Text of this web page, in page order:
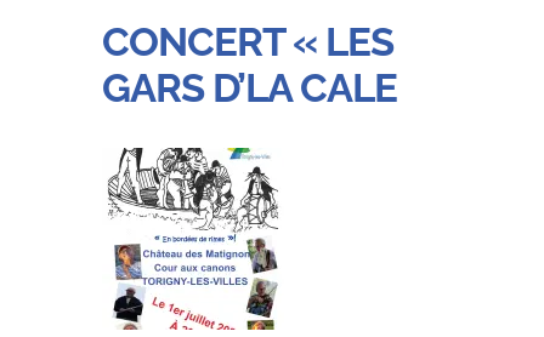
CONCERT « LES
GARS D’LA CALE